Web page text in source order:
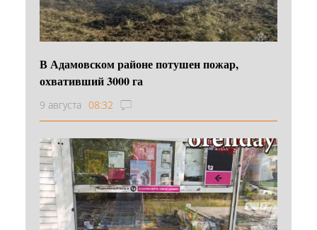
В Адамовском районе потушен пожар,
охвативший 3000 га
9 августа 08:32